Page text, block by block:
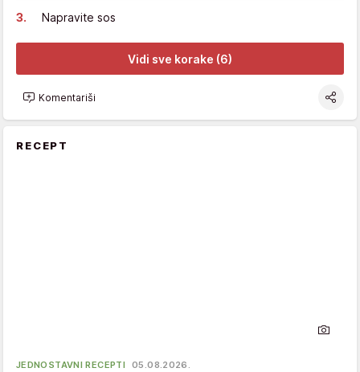
Napravite sos
Vidi sve korake (6)
Komentariši
RECEPT
JEDNOSTAVNI RECEPTI 05.08.2026.